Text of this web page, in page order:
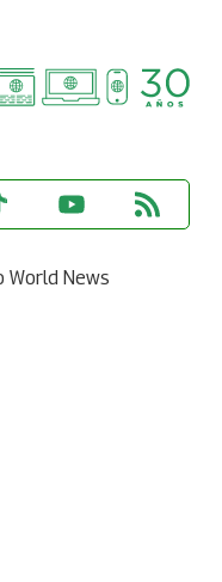
News